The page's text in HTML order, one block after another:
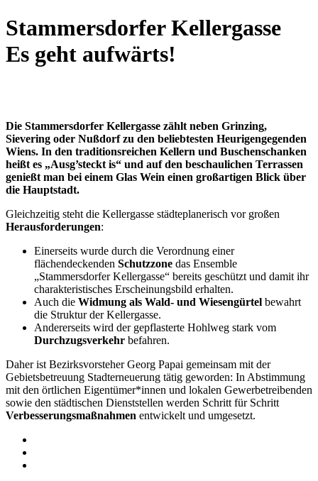
Stammersdorfer Kellergasse
Es geht aufwärts!
Die Stammersdorfer Kellergasse zählt neben Grinzing,
Sievering oder Nußdorf zu den beliebtesten Heurigengegenden
Wiens. In den traditionsreichen Kellern und Buschenschanken
heißt es „Ausg’steckt is“ und auf den beschaulichen Terrassen
genießt man bei einem Glas Wein einen großartigen Blick über
die Hauptstadt.
Gleichzeitig steht die Kellergasse städteplanerisch vor großen
Herausforderungen:
Einerseits wurde durch die Verordnung einer
flächendeckenden Schutzzone das Ensemble
„Stammersdorfer Kellergasse“ bereits geschützt und damit ihr
charakteristisches Erscheinungsbild erhalten.
Auch die Widmung als Wald- und Wiesengürtel bewahrt
die Struktur der Kellergasse.
Andererseits wird der gepflasterte Hohlweg stark vom
Durchzugsverkehr befahren.
Daher ist Bezirksvorsteher Georg Papai gemeinsam mit der
Gebietsbetreuung Stadterneuerung tätig geworden: In Abstimmung
mit den örtlichen Eigentümer*innen und lokalen Gewerbetreibenden
sowie den städtischen Dienststellen werden Schritt für Schritt
Verbesserungsmaßnahmen entwickelt und umgesetzt.